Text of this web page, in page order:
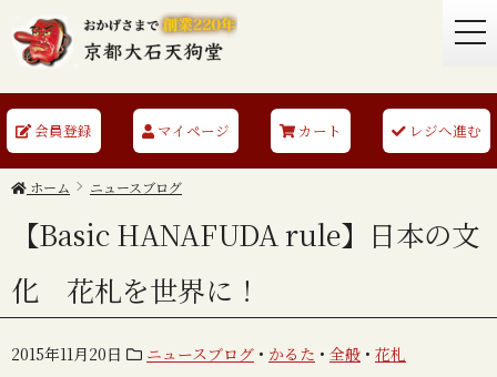
会員登録 マイページ カート レジへ進む
ホーム ニュースブログ
【Basic HANAFUDA rule】日本の文
化 花札を世界に！
2015年11月20日 ニュースブログ • かるた • 全般 • 花札